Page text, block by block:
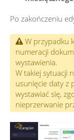
Po zakończeniu
W przypadku
numeracji
wystawienia.
W takiej sytuacji
usunięcie daty z
wystawiać się,
nieprzerwanie